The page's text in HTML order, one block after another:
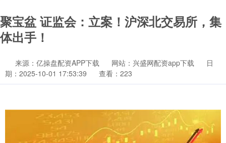
聚宝盆 证监会：立案！沪深北交易所，集
体出手！
来源：亿操盘配资APP下载 网站：兴盛网配资app下载
日
期：2025-10-01 17:53:39
查看：223